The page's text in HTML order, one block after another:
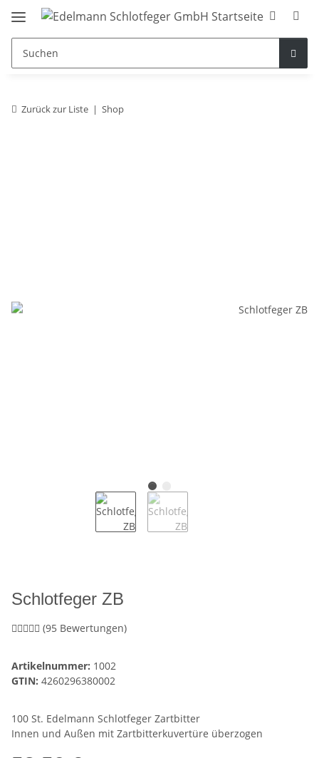
Zurück zur Liste Shop
Schlotfeger ZB
(95 Bewertungen)
Artikelnummer: 1002
GTIN: 4260296380002
100 St. Edelmann Schlotfeger Zartbitter
Innen und Außen mit Zartbitterkuvertüre überzogen